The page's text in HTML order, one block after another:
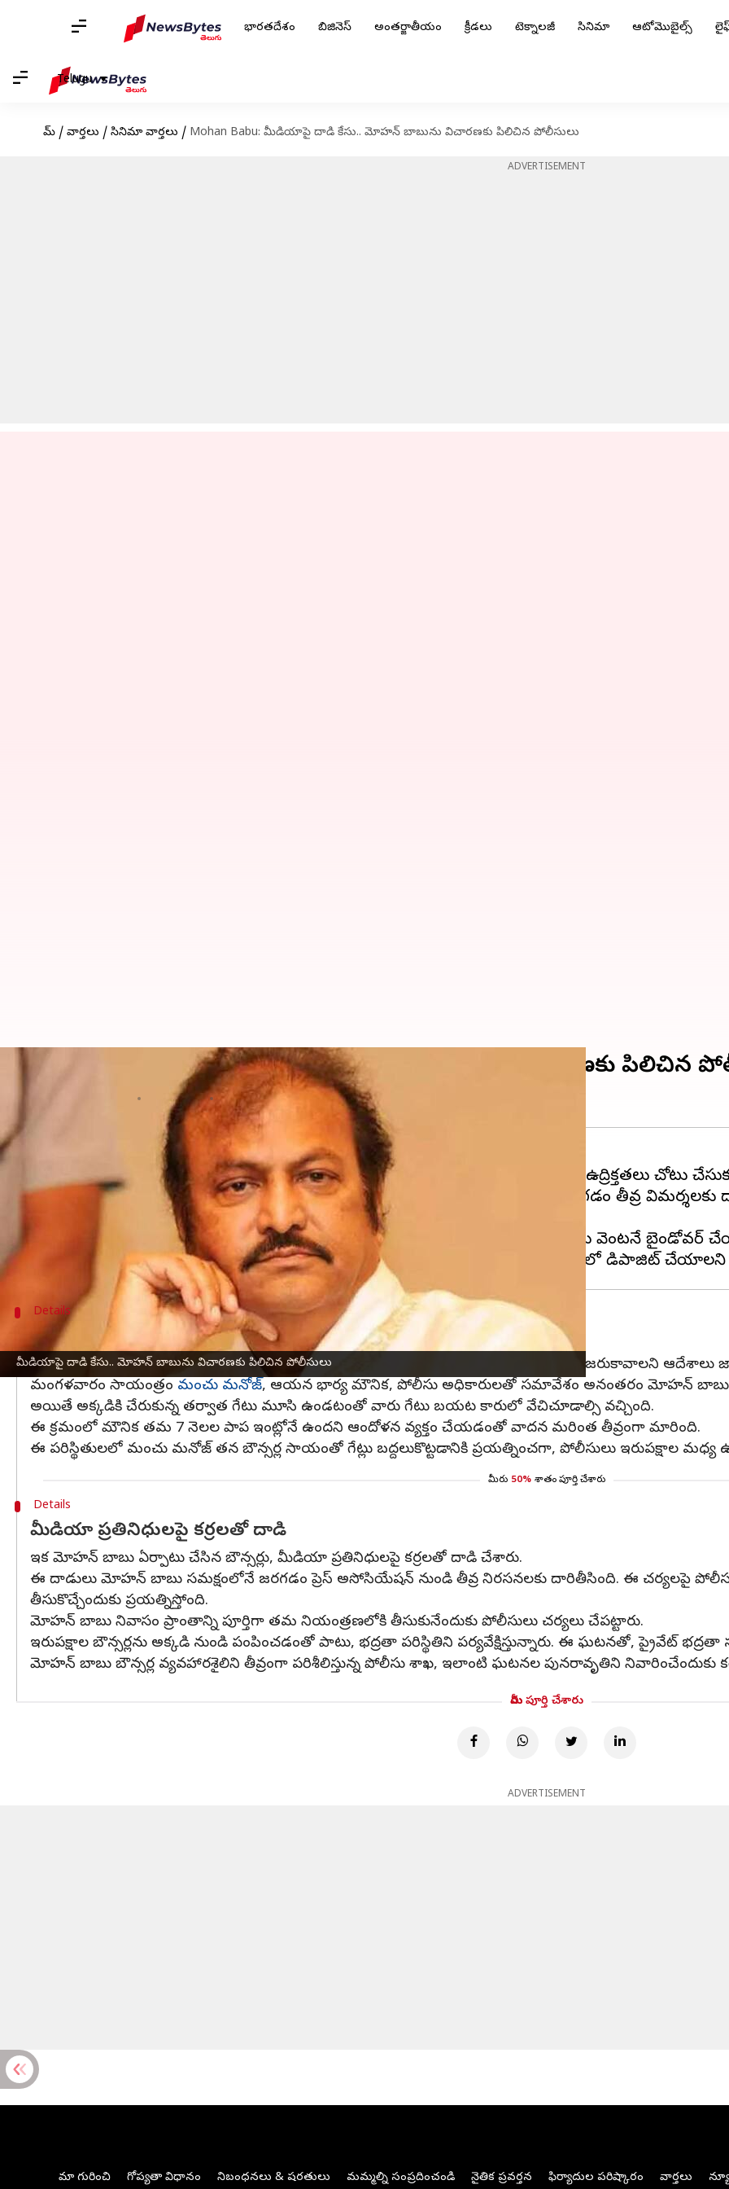
భారతదేశం బిజినెస్ అంతర్జాతీయం క్రీడలు టెక్నాలజీ సినిమా ఆటోమొబైల్స్
Telugu
హోమ్ / వార్తలు / సినిమా వార్తలు / Mohan Babu: మీడియాపై దాడి కేసు.. మోహన్ బాబును విచారణకు పిలిచిన పోలీసులు
ADVERTISEMENT
మీడియాపై దాడి కేసు.. మోహన్ బాబును విచారణకు పిలిచిన పోలీసులు
Mohan Babu: మీడియాపై దాడి కేసు.. మోహన్ బాబును విచారణకు పిలిచిన
Dec 11, 2024 09:24 am
హైదరాబాద్జల్పల్లిలోని ప్రముఖ నటుడు మోహన్ బాబు నివాసం వద్ద మంగళవారం రాత్రి తీవ్ర ఉద్రిక్తతలు చోటు
అక్కడ విధుల్లో ఉన్న బౌన్సర్లు, మోహన్ బాబు సమక్షంలోనే, మీడియా ప్రతినిధులపై దాడికి దిగడం తీవ్ర విమర్శలకు
ఈ ఘటనపై రాష్ట్ర పోలీస్‌ శాఖ సీరియస్‌గా స్పందించి, కఠిన చర్యలు చేపట్టింది.
తెలంగాణ పోలీసులు ఈ ఘటనపై అప్రమత్తమవుతూ, మోహన్ బాబు చుట్టూ ఉన్న బౌన్సర్లను వెంటనే బైండోవర్
ఇక మోహన్ బాబు, ఆయన కుమారుడుమంచు విష్ణు
Details
రేపు ఉదయం పోలీసుల ఎదుట హాజరుకావాలి
విచారణ నిమిత్తం మోహన్ బాబును రేపు ఉదయం 10:30 గంటలకు వ్యక్తిగతంగా పోలీసుల ఎదుట హాజరుకావాలని ఆదేశాలు
మంగళవారం సాయంత్రం మంచు మనోజ్, ఆయన భార్య మౌనిక, పోలీసు అధికారులతో సమావేశం అనంతరం మోహన్ బాబు
అయితే అక్కడికి చేరుకున్న తర్వాత గేటు మూసి ఉండటంతో వారు గేటు బయట కారులో వేచిచూడాల్సి వచ్చింది.
ఈ క్రమంలో మౌనిక తమ 7 నెలల పాప ఇంట్లోనే ఉందని ఆందోళన వ్యక్తం చేయడంతో వాదన మరింత తీవ్రంగా మారింది.
ఈ పరిస్థితులలో మంచు మనోజ్ తన బౌన్సర్ల సాయంతో గేట్లు బద్దలుకొట్టడానికి ప్రయత్నించగా, పోలీసులు ఇరుపక్షాల మధ్య
మీరు 50% శాతం పూర్తి చేశారు
Details
మీడియా ప్రతినిధులపై కర్రలతో దాడి
ఇక మోహన్ బాబు ఏర్పాటు చేసిన బౌన్సర్లు, మీడియా ప్రతినిధులపై కర్రలతో దాడి చేశారు.
ఈ దాడులు మోహన్ బాబు సమక్షంలోనే జరగడం ప్రెస్ అసోసియేషన్ నుండి తీవ్ర నిరసనలకు దారితీసింది. ఈ చర్యలపై పోలీసు
తీసుకొచ్చేందుకు ప్రయత్నిస్తోంది.
మోహన్ బాబు నివాసం ప్రాంతాన్ని పూర్తిగా తమ నియంత్రణలోకి తీసుకునేందుకు పోలీసులు చర్యలు చేపట్టారు.
ఇరుపక్షాల బౌన్సర్లను అక్కడి నుండి పంపించడంతో పాటు, భద్రతా పరిస్థితిని పర్యవేక్షిస్తున్నారు. ఈ ఘటనతో, ప్రైవేట్ భద్రతా
మోహన్ బాబు బౌన్సర్ల వ్యవహారశైలిని తీవ్రంగా పరిశీలిస్తున్న పోలీసు శాఖ, ఇలాంటి ఘటనల పునరావృతిని నివారించేందుకు
మీరు పూర్తి చేశారు
ADVERTISEMENT
మా గురించి గోప్యతా విధానం నిబంధనలు & షరతులు మమ్మల్ని సంప్రదించండి నైతిక ప్రవర్తన ఫిర్యాదుల పరిష్కారం వార్తలు